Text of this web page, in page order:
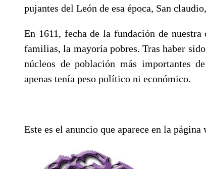
pujantes del León de esa época, San
En 1611, fecha de la fundación de
familias, la mayoría pobres. Tras haber
núcleos de población más importantes
apenas tenía peso político ni económico.
Este es el anuncio que aparece en la